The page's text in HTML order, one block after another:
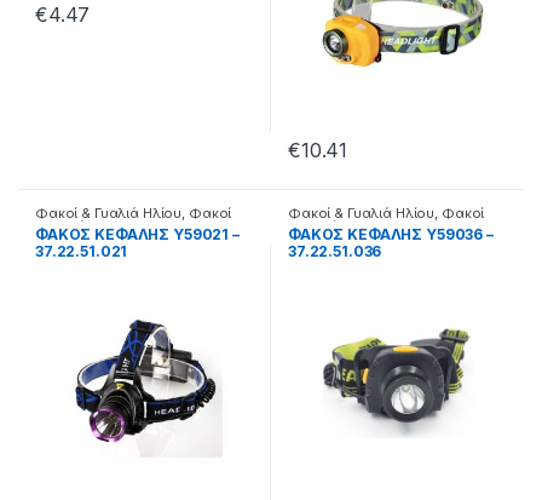
€4.47
€10.41
Φακοί & Γυαλιά Ηλίου Φακοί
κεφαλής
ΦΑΚΟΣ ΚΕΦΑΛΗΣ Y59021 –
37.22.51.021
Φακοί & Γυαλιά Ηλίου Φακοί
κεφαλής
ΦΑΚΟΣ ΚΕΦΑΛΗΣ Y59036 –
37.22.51.036